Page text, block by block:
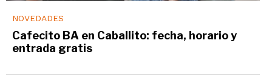
NOVEDADES
Cafecito BA en Caballito: fecha, horario y
entrada gratis